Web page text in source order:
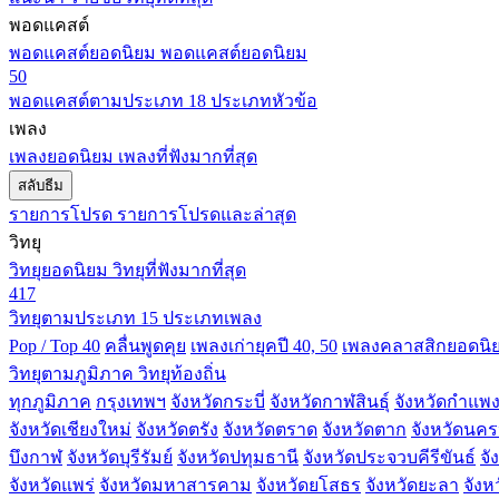
พอดแคสต์
พอดแคสต์ยอดนิยม พอดแคสต์ยอดนิยม
50
พอดแคสต์ตามประเภท 18 ประเภทหัวข้อ
เพลง
เพลงยอดนิยม เพลงที่ฟังมากที่สุด
สลับธีม
รายการโปรด รายการโปรดและล่าสุด
วิทยุ
วิทยุยอดนิยม วิทยุที่ฟังมากที่สุด
417
วิทยุตามประเภท 15 ประเภทเพลง
Pop / Top 40 คลื่นพูดคุย เพลงเก่ายุคปี 40, 50 เพลงคลาสสิกยอดนิ
วิทยุตามภูมิภาค วิทยุท้องถิ่น
ทุกภูมิภาค กรุงเทพฯ จังหวัดกระบี่ จังหวัดกาฬสินธุ์ จังหวัดกำแพ
จังหวัดเชียงใหม่ จังหวัดตรัง จังหวัดตราด จังหวัดตาก จังหวัดนค
บึงกาฬ จังหวัดบุรีรัมย์ จังหวัดปทุมธานี จังหวัดประจวบคีรีขันธ์ จั
จังหวัดแพร่ จังหวัดมหาสารคาม จังหวัดยโสธร จังหวัดยะลา จังห